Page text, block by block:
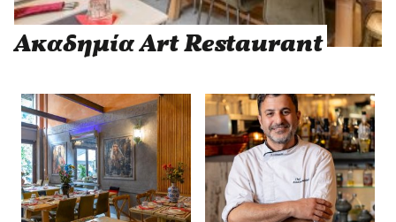
Ακαδημία Art Restaurant